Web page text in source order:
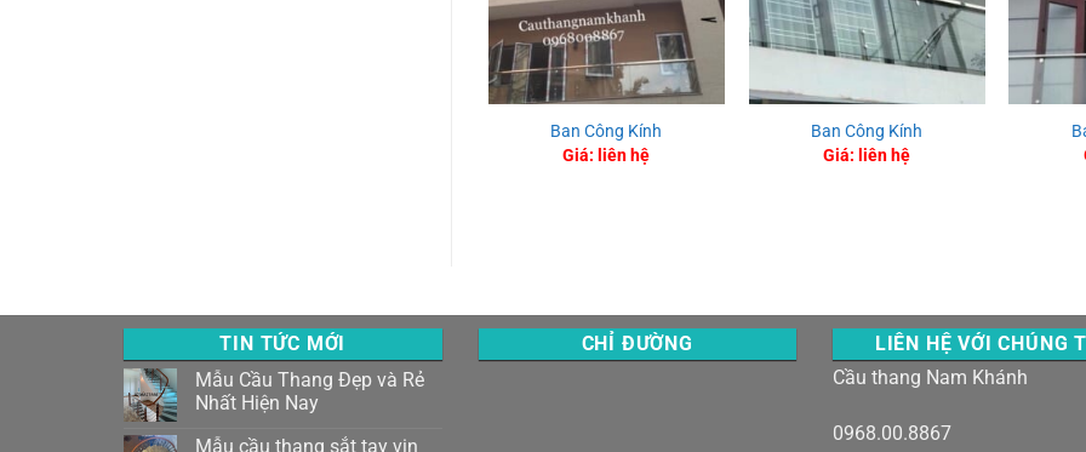
Ban Công Kính
Giá: liên hệ
Ban Công Kính
Giá: liên hệ
TIN TỨC MỚI
Mẫu Cầu Thang Đẹp và Rẻ
Nhất Hiện Nay
Mẫu cầu thang sắt tay vịn
CHỈ ĐƯỜNG
LIÊN HỆ VỚI CHÚNG
Cầu thang Nam Khánh
0968.00.8867